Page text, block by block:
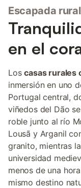
Escapada
en el
Loscasas rurales
inmersión en uno
Portugal central,
viñedos del Dão
roble junto al río
Lousã y Arganil
granito, mientras
universidad
menos de una
mismo destino